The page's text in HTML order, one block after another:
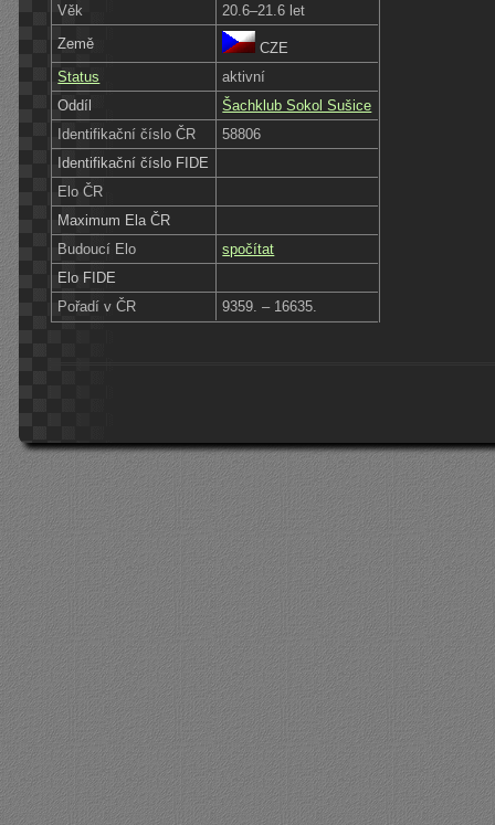
Věk
20.6–21.6 let
Země
CZE
Status
aktivní
Oddíl
Šachklub Sokol Sušice
Identifikační číslo ČR
58806
Identifikační číslo FIDE
Elo ČR
Maximum Ela ČR
Budoucí Elo
spočítat
Elo FIDE
Pořadí v ČR
9359. – 16635.